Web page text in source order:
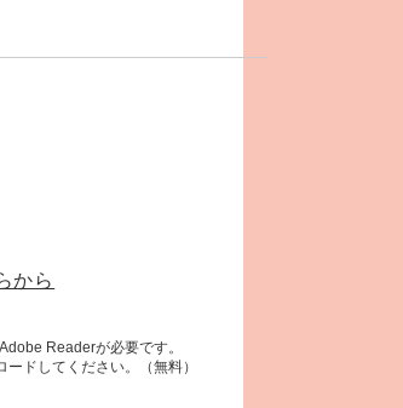
から
Readerが必要です。
ドしてください。（無料）